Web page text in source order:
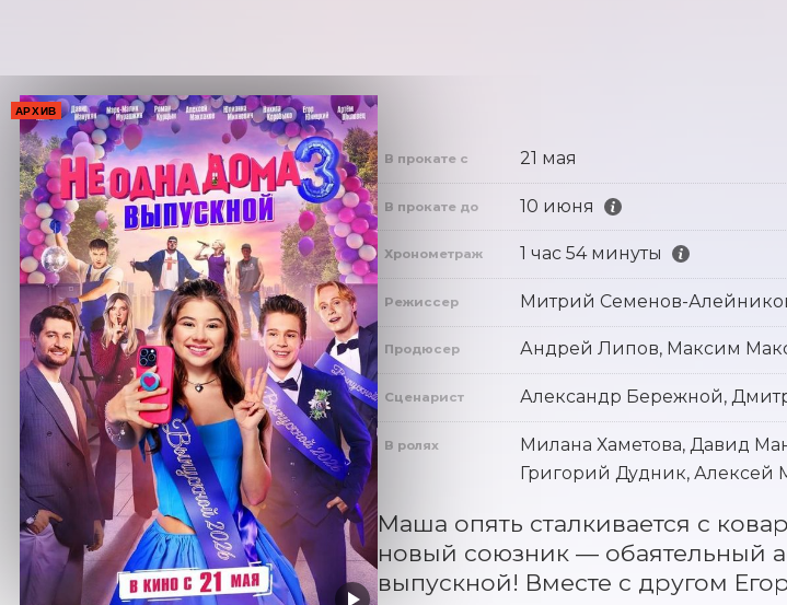
АРХИВ
В прокате с 21 мая
В прокате до 10 июня
Хронометраж 1 час 54 минуты
Режиссер Митрий Семенов-
Продюсер Андрей Липов, Максим
Сценарист Александр Бережной,
В ролях
Милана Хаметова, Давид
Григорий Дудник, Алексей
Маша опять сталкивается с
новый союзник — обаятельный
выпускной! Вместе с другом